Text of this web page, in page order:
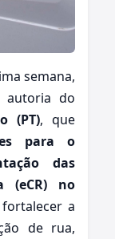
semana,
do
(PT), que
para o
das
(eCR) no
a
de rua,